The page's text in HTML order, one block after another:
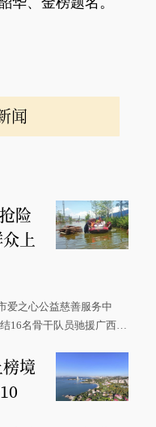
闻
险
上
爱之心公益慈善服务中
16名骨干队员驰援广西灾
境